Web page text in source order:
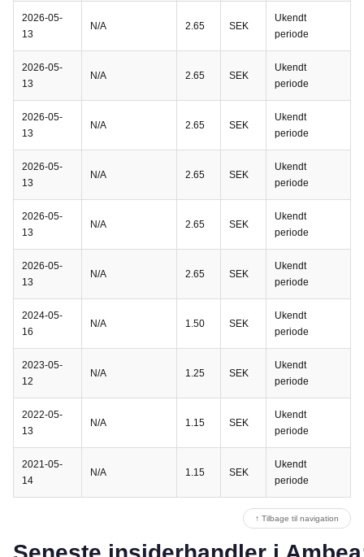
2026-05-
13
N/A 2.65 SEK
Ukendt
periode
2026-05-
13
N/A 2.65 SEK
Ukendt
periode
2026-05-
13
N/A 2.65 SEK
Ukendt
periode
2026-05-
13
N/A 2.65 SEK
Ukendt
periode
2026-05-
13
N/A 2.65 SEK
Ukendt
periode
2026-05-
13
N/A 2.65 SEK
Ukendt
periode
2024-05-
16
N/A 1.50 SEK
Ukendt
periode
2023-05-
12
N/A 1.25 SEK
Ukendt
periode
2022-05-
13
N/A 1.15 SEK
Ukendt
periode
2021-05-
14
N/A 1.15 SEK
Ukendt
periode
↑ Tilbage til navigation